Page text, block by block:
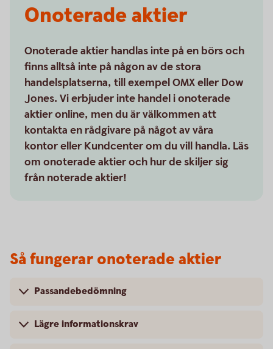
Onoterade aktier
Onoterade aktier handlas inte på en börs och
finns alltså inte på någon av de stora
handelsplatserna, till exempel OMX eller Dow
Jones. Vi erbjuder inte handel i onoterade
aktier online, men du är välkommen att
kontakta en rådgivare på något av våra
kontor eller Kundcenter om du vill handla. Läs
om onoterade aktier och hur de skiljer sig
från noterade aktier!
Så fungerar onoterade aktier
Passandebedömning
Lägre informationskrav